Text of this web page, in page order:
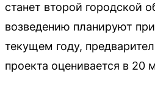
станет второй городской
возведению планируют
текущем году,
проекта оценивается в 20